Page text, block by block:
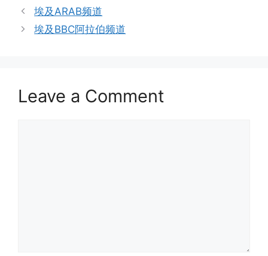
埃及ARAB频道
埃及BBC阿拉伯频道
Leave a Comment